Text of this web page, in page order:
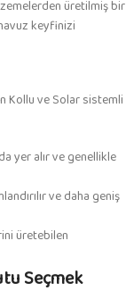
üretilmiş bir
keyfinizi
Kollu ve Solar sistemli
yer alır ve genellikle
ve daha geniş
üretebilen
Seçmek